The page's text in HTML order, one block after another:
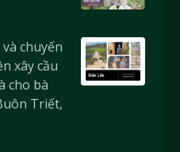
chuyến
xây cầu
cho bà
Triết,